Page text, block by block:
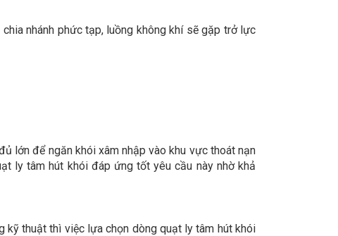
nhánh phức tạp, luồng không khí sẽ gặp trở lực
lớn để ngăn khói xâm nhập vào khu vực thoát nạn
ly tâm hút khói đáp ứng tốt yêu cầu này nhờ khả
kỹ thuật thì việc lựa chọn dòng quạt ly tâm hút khói